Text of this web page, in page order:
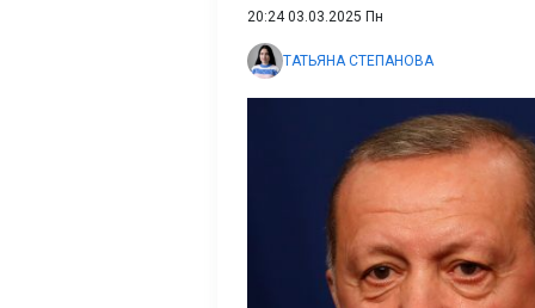
20:24 03.03.2025 Пн
ТАТЬЯНА СТЕПАНОВА